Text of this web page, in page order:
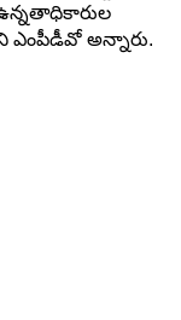
ఎంపీడీవో అన్నారు.